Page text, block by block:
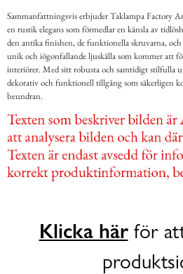
Sammanfattningsvis erbjuder Taklampa Factory
en rustik elegans som förmedlar en känsla av
den antika finishen, de funktionella skruvarna,
unik och iögonfallande ljuskälla som kommer att
interiörer. Med sitt robusta och samtidigt stilfulla
dekorativ och funktionell tillgång som säkerligen
beundran.
Klicka härför